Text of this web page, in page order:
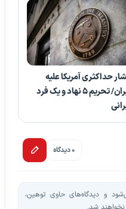
حداکثری آمریکا علیه
ایران/ تحریم 5 نهاد و یک فرد
0 دیدگاه
و دیدگاه‌های حاوی توهین،